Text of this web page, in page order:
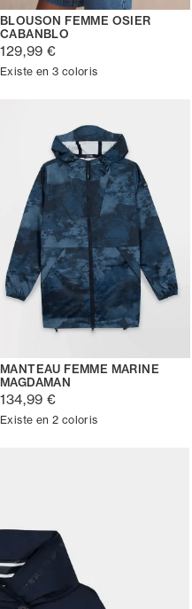
BLOUSON FEMME OSIER
CABANBLO
129,99 €
Existe en 3 coloris
MANTEAU FEMME MARINE
MAGDAMAN
134,99 €
Existe en 2 coloris